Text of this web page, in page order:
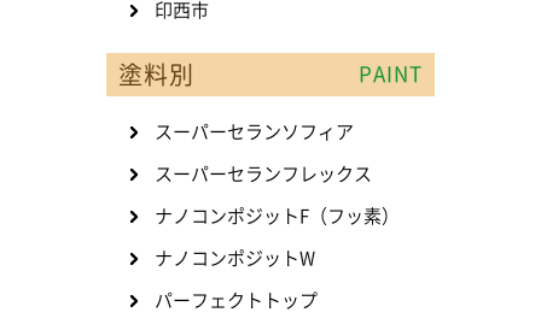
印西市
塗料別 PAINT
スーパーセランソフィア
スーパーセランフレックス
ナノコンポジットF（フッ素）
ナノコンポジットW
パーフェクトトップ